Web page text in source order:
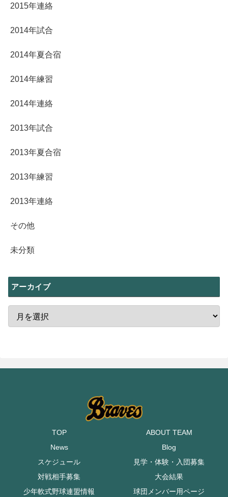
2015年連絡
2014年試合
2014年夏合宿
2014年練習
2014年連絡
2013年試合
2013年夏合宿
2013年練習
2013年連絡
その他
未分類
アーカイブ
TOP
ABOUT TEAM
News
Blog
スケジュール
見学・体験・入団募集
対戦相手募集
大会結果
少年軟式野球連盟情報
球団メンバー用ページ